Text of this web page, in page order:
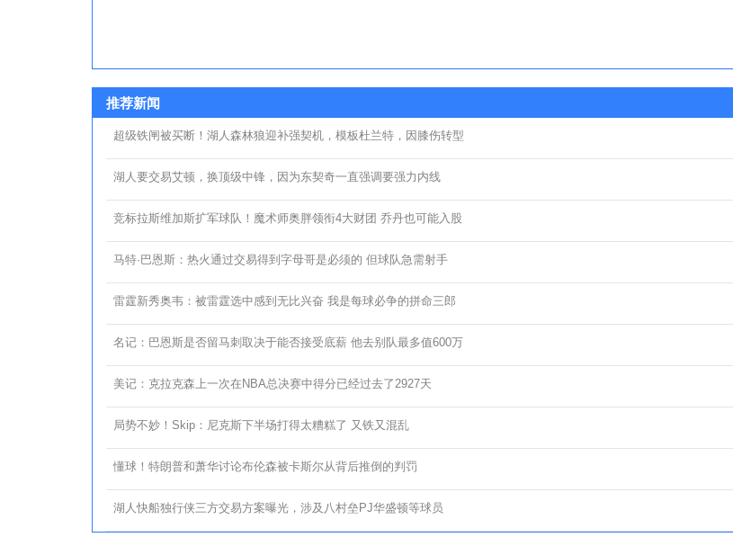
推荐新闻
超级铁闸被买断！湖人森林狼迎补强契机，模板杜兰特，因膝伤转型
湖人要交易艾顿，换顶级中锋，因为东契奇一直强调要强力内线
竞标拉斯维加斯扩军球队！魔术师奥胖领衔4大财团 乔丹也可能入股
马特·巴恩斯：热火通过交易得到字母哥是必须的 但球队急需射手
雷霆新秀奥韦：被雷霆选中感到无比兴奋 我是每球必争的拼命三郎
名记：巴恩斯是否留马刺取决于能否接受底薪 他去别队最多值600万
美记：克拉克森上一次在NBA总决赛中得分已经过去了2927天
局势不妙！Skip：尼克斯下半场打得太糟糕了 又铁又混乱
懂球！特朗普和萧华讨论布伦森被卡斯尔从背后推倒的判罚
湖人快船独行侠三方交易方案曝光，涉及八村垒PJ华盛顿等球员